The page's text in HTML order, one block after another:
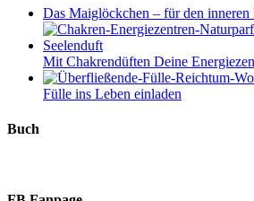
Das Maiglöckchen – für den
Mit Chakrendüften Deine
Fülle ins Leben einladen
Buch